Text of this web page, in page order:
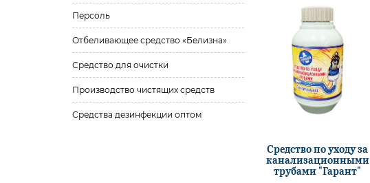
Персоль
Отбеливающее средство «Белизна»
Средство для очистки
Производство чистящих средств
Средства дезинфекции оптом
Средство по уходу за
канализационными
трубами "Гарант"